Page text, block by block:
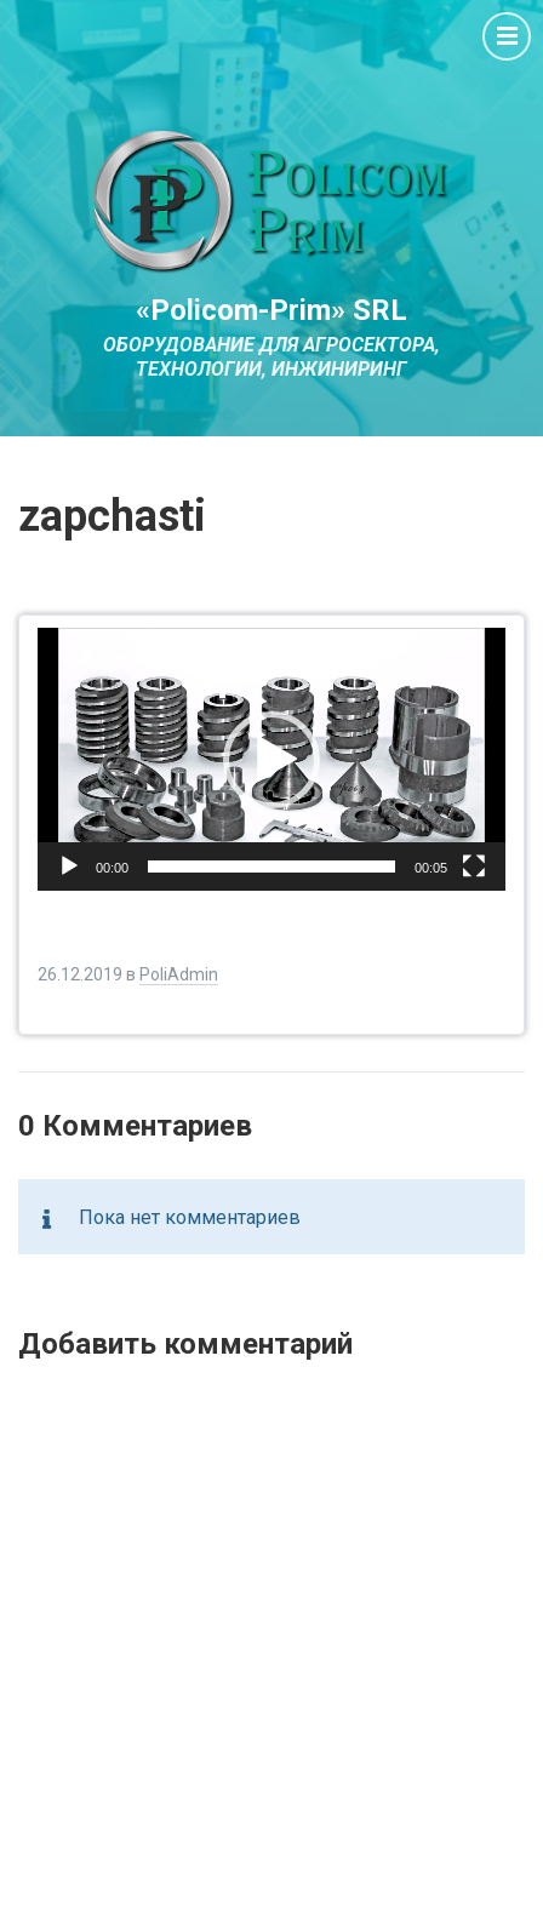
«Policom-Prim» SRL
ОБОРУДОВАНИЕ ДЛЯ АГРОСЕКТОРА,
ТЕХНОЛОГИИ, ИНЖИНИРИНГ
zapchasti
00:00 00:05
26.12.2019 в PoliAdmin
0 Комментариев
Пока нет комментариев
Добавить комментарий